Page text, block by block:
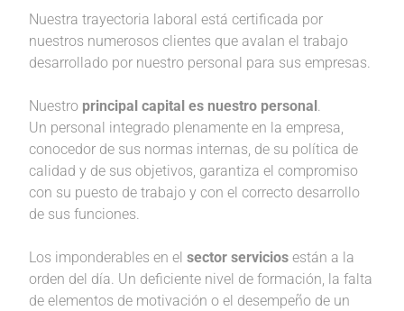
Nuestra trayectoria laboral está certificada por
nuestros numerosos clientes que avalan el trabajo
desarrollado por nuestro personal para sus empresas.
Nuestro principal capital es nuestro personal .
Un personal integrado plenamente en la empresa,
conocedor de sus normas internas, de su política de
calidad y de sus objetivos, garantiza el compromiso
con su puesto de trabajo y con el correcto desarrollo
de sus funciones.
Los imponderables en el sector servicios están a la
orden del día. Un deficiente nivel de formación, la falta
de elementos de motivación o el desempeño de un